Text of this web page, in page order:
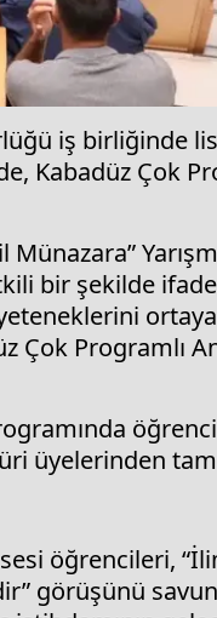
iş birliğinde
Kabadüz Çok
bir şekilde
ortaya
Çok Programlı
üyelerinden tam
öğrencileri,
görüşünü